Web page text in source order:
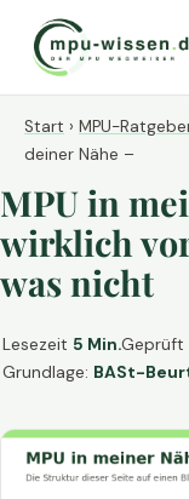
Start › MPU-
deiner Nähe –
MPU in
wirklich
was nicht
Lesezeit 5 Min.Geprüft
Grundlage: BASt-